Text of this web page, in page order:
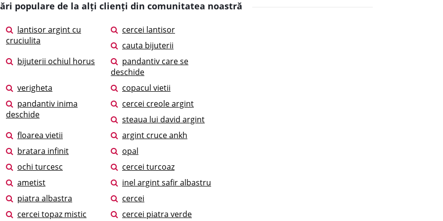
populare de la alți clienți din comunitatea noastră
lantisor argint cu
cruciulita
cercei lantisor
cauta bijuterii
bijuterii ochiul horus
pandantiv care se
deschide
verigheta
copacul vietii
pandantiv inima
deschide
cercei creole argint
steaua lui david argint
floarea vietii
argint cruce ankh
bratara infinit
opal
ochi turcesc
cercei turcoaz
ametist
inel argint safir albastru
piatra albastra
cercei
cercei topaz mistic
cercei piatra verde